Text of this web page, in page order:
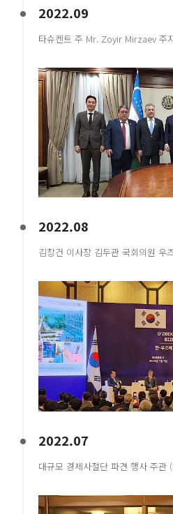
2022.09
타슈켄트 주 Mr. Zoyir Mirzaev 주
2022.08
김창건 이사장 김두관 국회의원 우
2022.07
대규모 경제사절단 파견 행사 주관